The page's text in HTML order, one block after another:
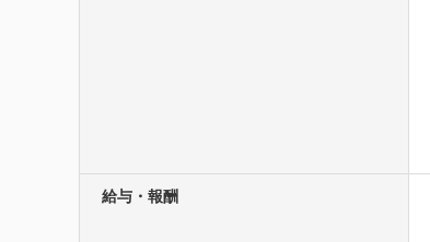
給与・報酬